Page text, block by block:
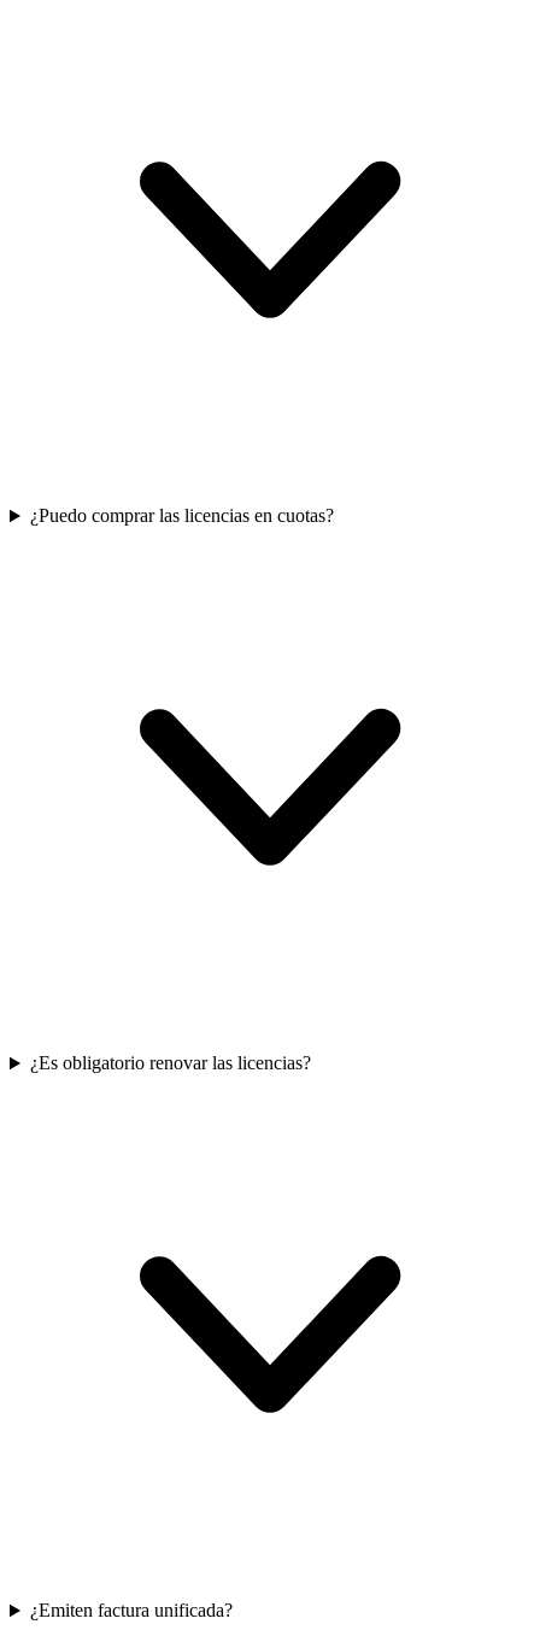
¿Puedo comprar las licencias en cuotas?
¿Es obligatorio renovar las licencias?
¿Emiten factura unificada?